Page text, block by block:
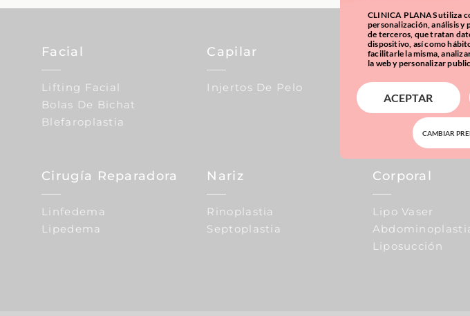
Facial
Lifting Facial
Bolas De Bichat
Blefaroplastia
Cirugía Reparadora
Linfedema
Lipedema
Capilar
Injertos De Pelo
Nariz
Rinoplastia
Septoplastia
Pecho
Aumento De
Reducción De
Elevación De
Corporal
Lipo Vaser
Liposucción
CLINICA PLANAS utiliza
personalización, análisis y
de terceros, que tratan
dispositivo, así como
facilitarle la misma,
la web y personalizar
ACEPTAR
CAMBIAR